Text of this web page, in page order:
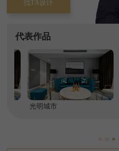
森林一期
找TA设计
代表作品
光明城市